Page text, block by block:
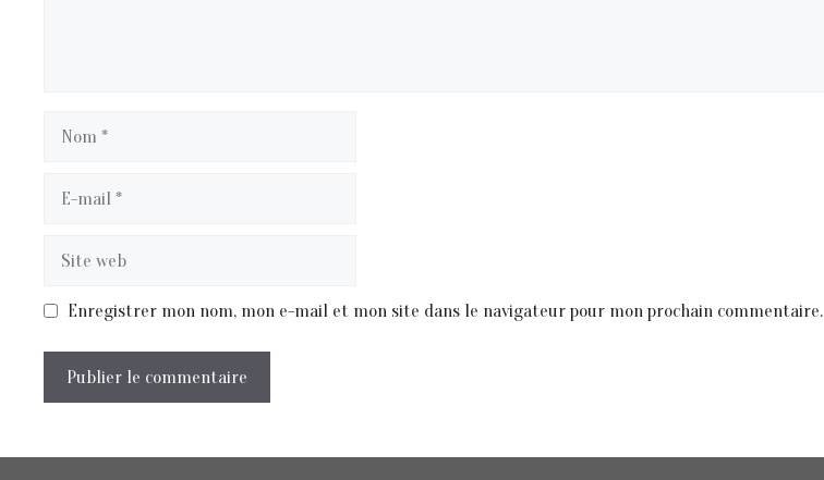
Enregistrer mon nom, mon e-mail et mon site dans le navigateur pour mon prochain commentaire.